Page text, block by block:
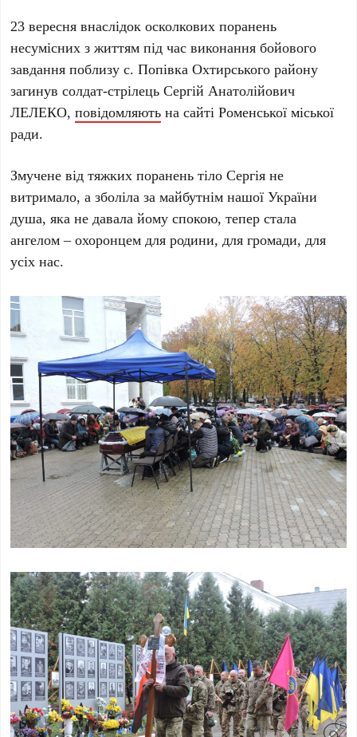
23 вересня внаслідок осколкових поранень
несумісних з життям під час виконання бойового
завдання поблизу с. Попівка Охтирського району
загинув солдат-стрілець Сергій Анатолійович
ЛЕЛЕКО,повідомляють на сайті Роменської міської
ради.
Змучене від тяжких поранень тіло Сергія не
витримало, а зболіла за майбутнім нашої України
душа, яка не давала йому спокою, тепер стала
ангелом – охоронцем для родини, для громади, для
усіх нас.